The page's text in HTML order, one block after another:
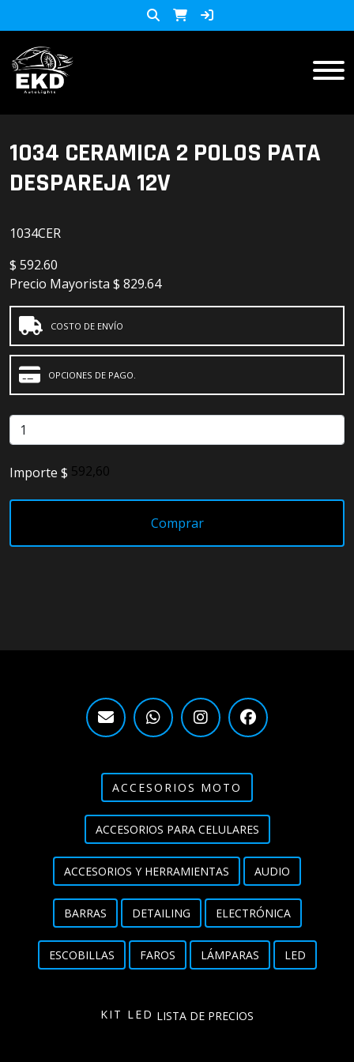
Productos
Accesorios y herramientas
Barras
Electrónica
Lámparas
LED
KIT LED
Lista de Precios
1034 CERAMICA 2 POLOS PATA
DESPAREJA 12V
1034CER
$ 592.60
Precio Mayorista $ 829.64
COSTO DE ENVÍO
OPCIONES DE PAGO.
Importe $
Comprar
ACCESORIOS MOTO
ACCESORIOS PARA CELULARES
ACCESORIOS Y HERRAMIENTAS AUDIO
BARRAS DETAILING ELECTRÓNICA
ESCOBILLAS FAROS LÁMPARAS LED
KIT LED LISTA DE PRECIOS